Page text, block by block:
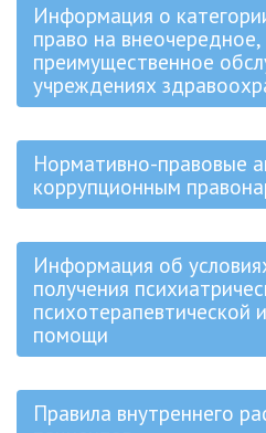
Информация о
право на
преимущественное
учреждениях
Нормативно-правовые
коррупционным
Информация об
получения
психотерапевтической
помощи
Правила внутреннего